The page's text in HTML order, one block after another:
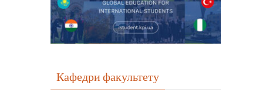
Кафедри факультету